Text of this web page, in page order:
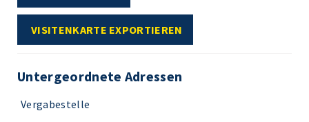
VISITENKARTE EXPORTIEREN
Untergeordnete Adressen
Vergabestelle